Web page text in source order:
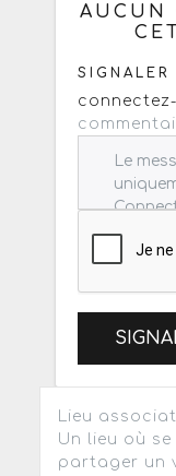
AUCUN
SIGNALER
Lieu
Un lieu où
partager un